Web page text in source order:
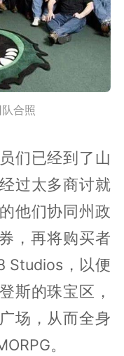
合照
们已经到了山
过太多商讨就
他们协同州政
，再将购买者
Studios，以便
斯的珠宝区，
场，从而全身
。